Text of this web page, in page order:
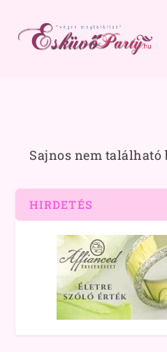
Sajnos nem található
HIRDETÉS